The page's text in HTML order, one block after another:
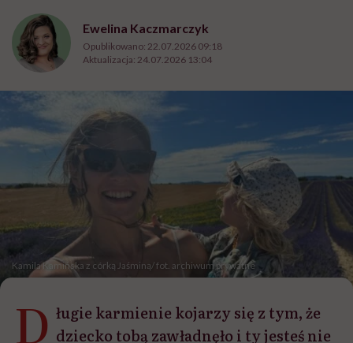
Ewelina Kaczmarczyk
Opublikowano: 22.07.2026 09:18
Aktualizacja: 24.07.2026 13:04
Kamila Kamińska z córką Jaśminą/ fot. archiwum prywatne
D ługie karmienie kojarzy się z tym, że
dziecko tobą zawładnęło i ty jesteś nie